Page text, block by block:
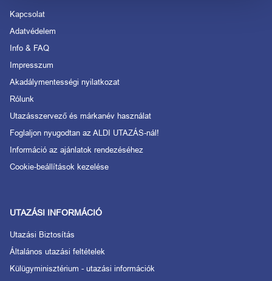
Kapcsolat
Adatvédelem
Info & FAQ
Impresszum
Akadálymentességi nyilatkozat
Rólunk
Utazásszervező és márkanév használat
Foglaljon nyugodtan az ALDI UTAZÁS-nál!
Információ az ajánlatok rendezéséhez
Cookie-beállítások kezelése
UTAZÁSI INFORMÁCIÓ
Utazási Biztosítás
Általános utazási feltételek
Külügyminisztérium - utazási információk